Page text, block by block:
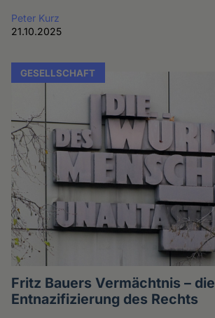
Peter Kurz
21.10.2025
GESELLSCHAFT
Fritz Bauers Vermächtnis – die
Entnazifizierung des Rechts